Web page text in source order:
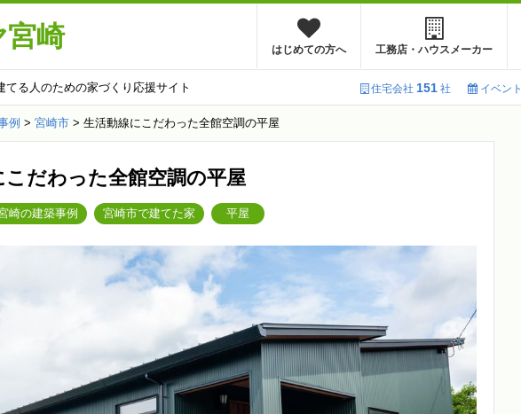
宮崎 はじめての方へ 工務店・ハウスメーカー
てる人のための家づくり応援サイト 住宅会社 151 社 イベント
例 > 宮崎市 > 生活動線にこだわった全館空調の平屋
こだわった全館空調の平屋
崎の建築事例 宮崎市で建てた家 平屋